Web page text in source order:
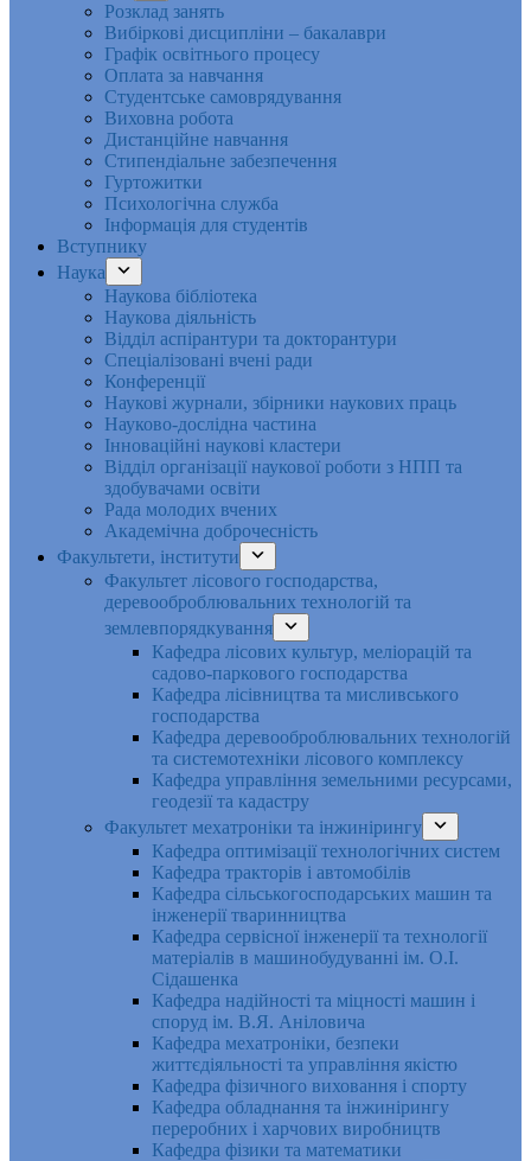
Розклад занять
Вибіркові дисципліни – бакалаври
Графік освітнього процесу
Оплата за навчання
Студентське самоврядування
Виховна робота
Дистанційне навчання
Стипендіальне забезпечення
Гуртожитки
Психологічна служба
Інформація для студентів
Вступнику
Наука
Наукова бібліотека
Наукова діяльність
Відділ аспірантури та докторантури
Спеціалізовані вчені ради
Конференції
Наукові журнали, збірники наукових праць
Науково-дослідна частина
Інноваційні наукові кластери
Відділ організації наукової роботи з НПП та
здобувачами освіти
Рада молодих вчених
Академічна доброчесність
Факультети, інститути
Факультет лісового господарства,
деревооброблювальних технологій та
землевпорядкування
Кафедра лісових культур, меліорацій та
садово-паркового господарства
Кафедра лісівництва та мисливського
господарства
Кафедра деревооброблювальних технологій
та системотехніки лісового комплексу
Кафедра управління земельними ресурсами,
геодезії та кадастру
Факультет мехатроніки та інжинірингу
Кафедра оптимізації технологічних систем
Кафедра тракторів і автомобілів
Кафедра сільськогосподарських машин та
інженерії тваринництва
Кафедра cервісної інженерії та технології
матеріалів в машинобудуванні ім. О.І.
Сідашенка
Кафедра надійності та міцності машин і
споруд ім. В.Я. Аніловича
Кафедра мехатроніки, безпеки
життєдіяльності та управління якістю
Кафедра фізичного виховання і спорту
Кафедра обладнання та інжинірингу
переробних і харчових виробництв
Кафедра фізики та математики